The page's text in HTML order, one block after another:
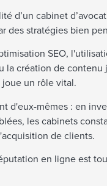
d’un cabinet
des stratégies bien
SEO,
la création de contenu
un rôle vital.
d'eux-mêmes : en
les cabinets
de clients.
en ligne est